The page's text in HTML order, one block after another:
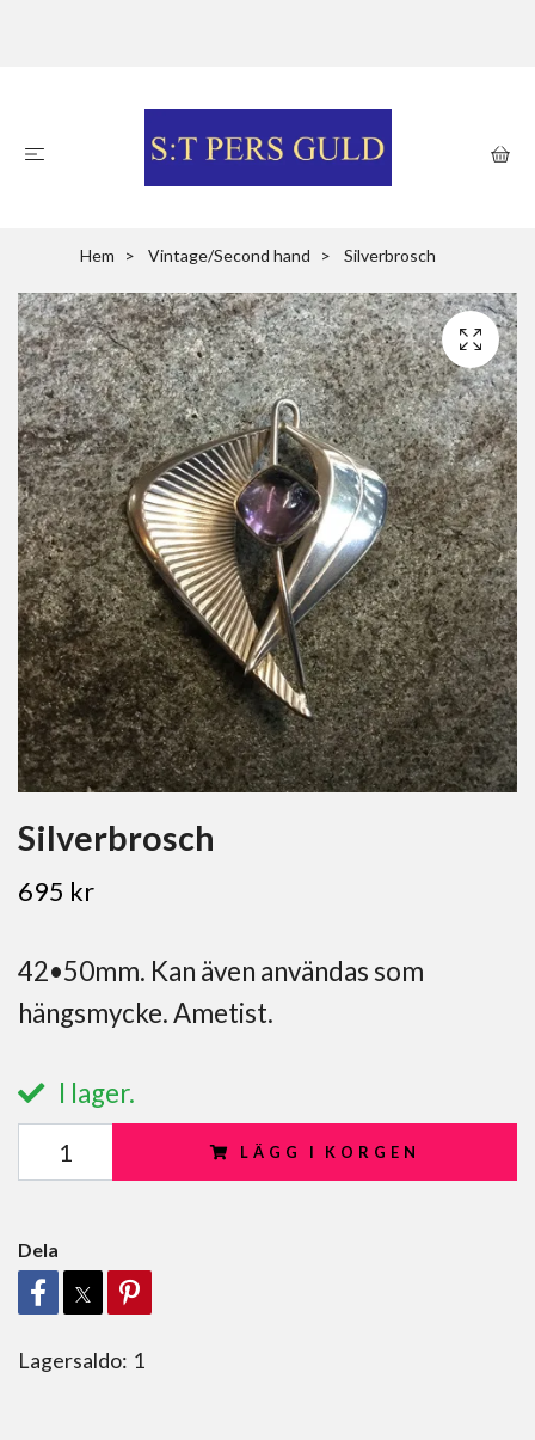
Hem Vintage/Second hand Silverbrosch
Silverbrosch
695 kr
42•50mm. Kan även användas som
hängsmycke. Ametist.
I lager.
LÄGG I KORGEN
Dela
Lagersaldo: 1